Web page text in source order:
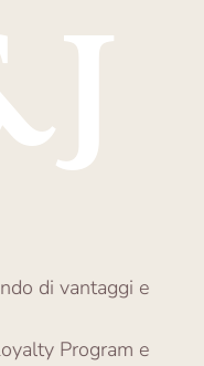
di vantaggi e
Program e